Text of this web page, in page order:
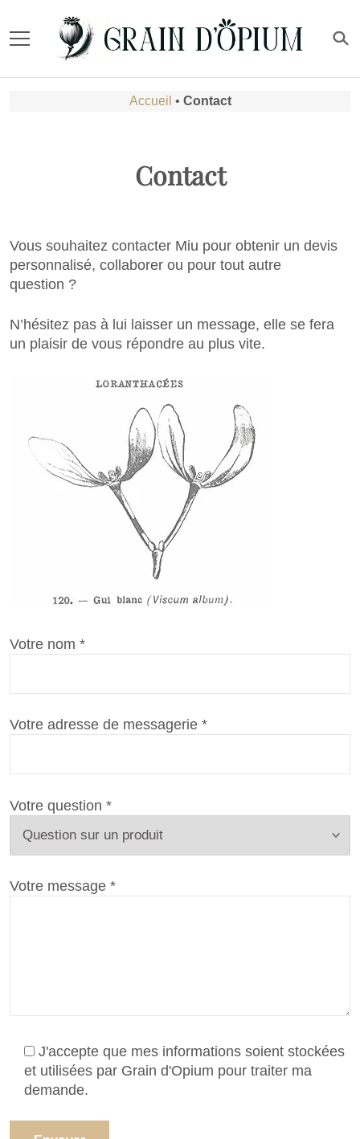
Accueil • Contact
Contact
Vous souhaitez contacter Miu pour obtenir un devis
personnalisé, collaborer ou pour tout autre
question ?
N’hésitez pas à lui laisser un message, elle se fera
un plaisir de vous répondre au plus vite.
Votre nom *
Votre adresse de messagerie *
Votre question *
Votre message *
J'accepte que mes informations soient stockées
et utilisées par Grain d'Opium pour traiter ma
demande.